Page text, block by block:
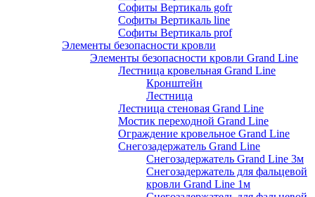
Софиты Вертикаль gofr
Софиты Вертикаль line
Софиты Вертикаль prof
Элементы безопасности кровли
Элементы безопасности кровли Grand Line
Лестница кровельная Grand Line
Кронштейн
Лестница
Лестница стеновая Grand Line
Мостик переходной Grand Line
Ограждение кровельное Grand Line
Снегозадержатель Grand Line
Снегозадержатель Grand Line 3м
Снегозадержатель для фальцевой
кровли Grand Line 1м